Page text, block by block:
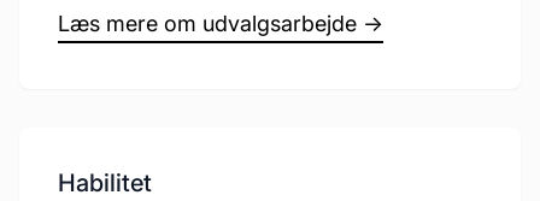
Læs mere om udvalgsarbejde →
Habilitet